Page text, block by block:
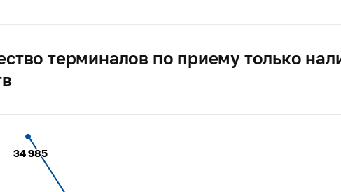
терминалов по приему только
34 985
34 985